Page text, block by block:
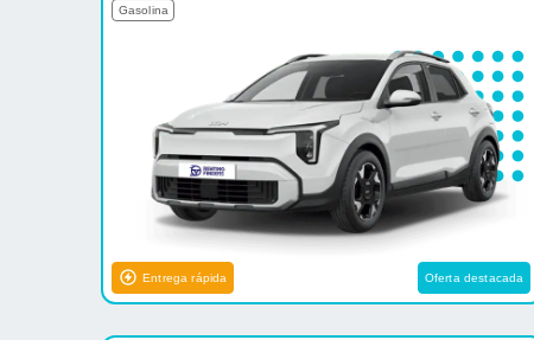
Gasolina
Entrega rápida Oferta destacada